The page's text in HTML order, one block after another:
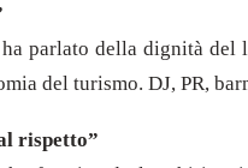
parlato della dignità
del turismo. DJ, PR,
rispetto”